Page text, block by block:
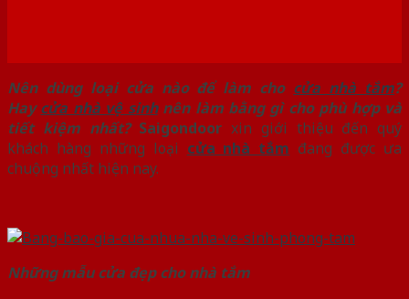
Nên dùng loại cửa nào để làm cho cửa nhà tắm?
Haycửa nhà vệ sinhnên làm bằng gì cho phù hợp và
tiết kiệm nhất? Saigondoor xin giới thiệu đến quý
khách hàng những loại cửa nhà tắm đang được ưa
chuộng nhất hiện nay.
Những mẫu cửa đẹp cho nhà tắm